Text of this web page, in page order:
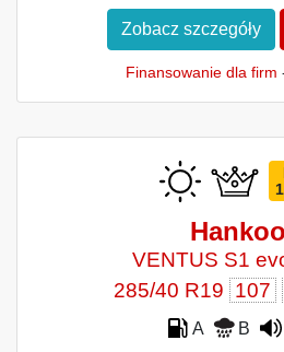
Zobacz szczegóły
Finansowanie dla firm
VENTUS S1
285/40 R19 107
A B